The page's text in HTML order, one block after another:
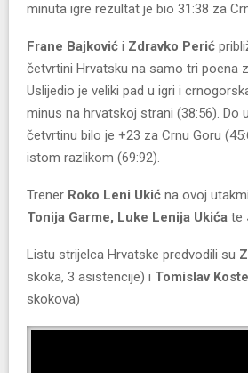
minuta igre rezultat je bio 31:38 za
Frane Bajković i Zdravko Perić
četvrtini Hrvatsku na samo tri poena
Uslijedio je veliki pad u igri i
minus na hrvatskoj strani (38:56). Do
četvrtinu bilo je +23 za Crnu Goru
istom razlikom (69:92).
Trener Roko Leni Ukić na ovoj
Tonija Garme, Luke Lenija Ukića te
Listu strijelca Hrvatske predvodili su
skoka, 3 asistencije) i Tomislav
skokova)